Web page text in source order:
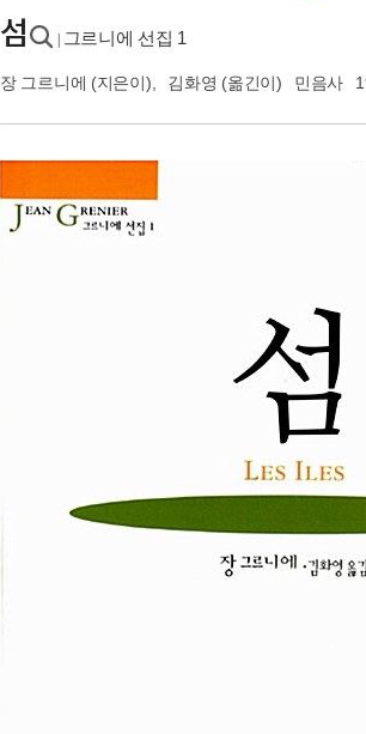
섬 그르니에 선집 1
장 그르니에 (지은이), 김화영 (옮긴이) 민음사